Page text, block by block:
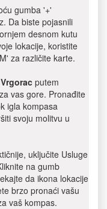
gumba '+'
Da biste pojasnili
desnom kutu
lokacije, koristite
za različite karte.
Vrgorac putem
vas gore. Pronađite
igla kompasa
svoju molitvu u
uključite Usluge
na gumb
da ikona lokacije
brzo pronaći vašu
vaš kompas.